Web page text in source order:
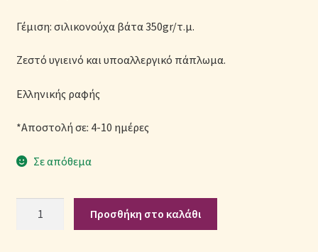
Παπλώματα για Ζεστασιά & Άνεση
Παπλωματοθήκες
Πικέ Κουβέρτες
Σεντόνια Σετ
Γέμιση: σιλικονούχα βάτα 350gr/τ.μ.
Ζεστό υγιεινό και υποαλλεργικό πάπλωμα.
Ελληνικής ραφής
*Αποστολή σε: 4-10 ημέρες
Σε απόθεμα
Προσθήκη στο καλάθι